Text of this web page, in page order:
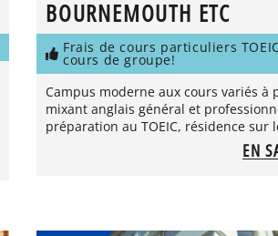
BOURNEMOUTH ETC
Frais de cours particuliers
cours de groupe!
Campus moderne aux cours variés à
mixant anglais général et
préparation au TOEIC, résidence sur
EN